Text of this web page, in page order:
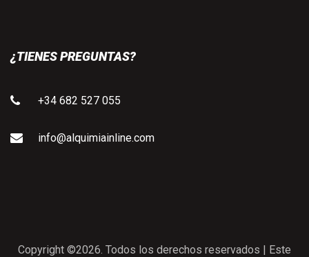
¿TIENES PREGUNTAS?
+34 682 527 055
info@alquimiainline.com
Copyright ©2026. Todos los derechos reservados | Este